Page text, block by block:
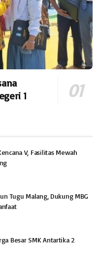
1
V, Fasilitas Mewah
Tugu Malang, Dukung MBG
Besar SMK Antartika 2